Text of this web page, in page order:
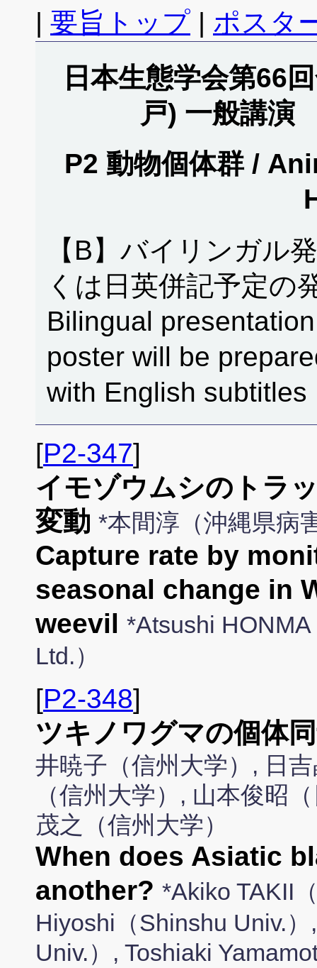
| 要旨トップ | ポスタ
日本生態学会第66
戸) 一般講演
P2 動物個体群 /
【B】バイリンガル
くは日英併記予定の
Bilingual
poster will be
with English subtitles
[P2-347]
イモゾウムシのトラ
変動 *本間淳（沖縄県病
Capture rate by
seasonal change in
weevil *Atsushi
Ltd.）
[P2-348]
ツキノワグマの個体
井暁子（信州大学）, 日
（信州大学）, 山本俊昭
茂之（信州大学）
When does Asiatic
another? *Akiko TAKII
Hiyoshi（Shinshu Univ.
Univ.）, Toshiaki